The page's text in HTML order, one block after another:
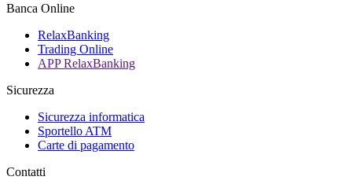
Banca Online
RelaxBanking
Trading Online
APP RelaxBanking
Sicurezza
Sicurezza informatica
Sportello ATM
Carte di pagamento
Contatti